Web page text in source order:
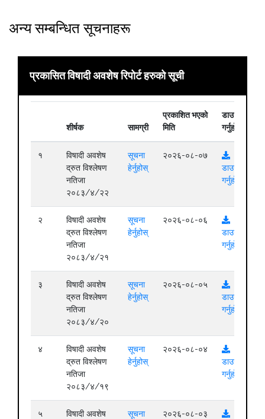
अन्य सम्बन्धित सूचनाहरू
प्रकासित विषादी अवशेष रिपोर्ट हरुको सूची
शीर्षक सामग्री
प्रकाशित भएको
मिति
डाउनलोड
गर्नुहोस्
१
विषादी अवशेष
द्रुत विश्लेषण
नतिजा
२०८३/४/२२
सूचना
हेर्नुहोस्
२०२६-०८-०७
डाउनलोड
गर्नुहोस्
२
विषादी अवशेष
द्रुत विश्लेषण
नतिजा
२०८३/४/२१
सूचना
हेर्नुहोस्
२०२६-०८-०६
डाउनलोड
गर्नुहोस्
३
विषादी अवशेष
द्रुत विश्लेषण
नतिजा
२०८३/४/२०
सूचना
हेर्नुहोस्
२०२६-०८-०५
डाउनलोड
गर्नुहोस्
४
विषादी अवशेष
द्रुत विश्लेषण
नतिजा
२०८३/४/१९
सूचना
हेर्नुहोस्
२०२६-०८-०४
डाउनलोड
गर्नुहोस्
५
विषादी अवशेष
सूचना
२०२६-०८-०३